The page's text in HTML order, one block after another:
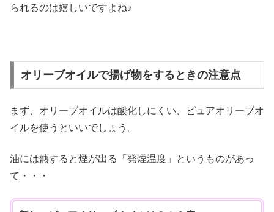
られるのは嬉しいですよね♪
オリーブオイルで揚げ物をするときの注意点
まず、オリーブオイルは酸化しにくい、ピュアオリーブオ
イルを使うといいでしょう。
油には熱すると煙が出る「発煙温度」というものがあっ
て・・・